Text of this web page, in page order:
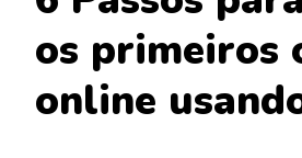
os primeiros
online